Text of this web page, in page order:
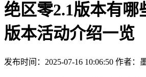
绝区零2.1版本有哪
版本活动介绍一览
发布时间：2025-07-16 10:06:50 作者：